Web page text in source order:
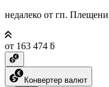
недалеко от гп.
от 163 474 ƃ
Конвертер валют